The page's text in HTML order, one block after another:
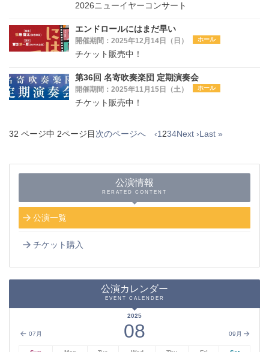
2026ニューイヤーコンサート
エンドロールにはまだ早い
開催期間：2025年12月14日（日） ホール
チケット販売中！
第36回 名寄吹奏楽団 定期演奏会
開催期間：2025年11月15日（土） ホール
チケット販売中！
32 ページ中 2ページ目 次のページへ ‹1 234Next ›Last »
公演情報
RERATED CONTENT
公演一覧
チケット購入
公演カレンダー
EVENT CALENDER
07月 09月
2025
08